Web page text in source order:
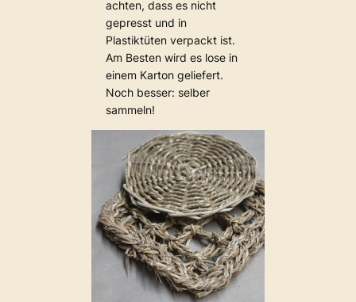
achten, dass es nicht
gepresst und in
Plastiktüten verpackt ist.
Am Besten wird es lose in
einem Karton geliefert.
Noch besser: selber
sammeln!